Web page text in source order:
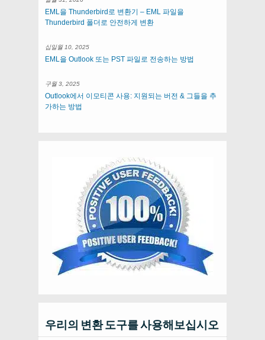
EML을 Thunderbird로 변환기 – EML 파일을
Thunderbird 폴더로 안전하게 변환
십일월 10, 2025
EML을 Outlook 또는 PST 파일로 전송하는 방법
구월 3, 2025
Outlook에서 이모티콘 사용: 지원되는 버전 & 그들을 추
가하는 방법
우리의 변환 도구를 사용해보십시오